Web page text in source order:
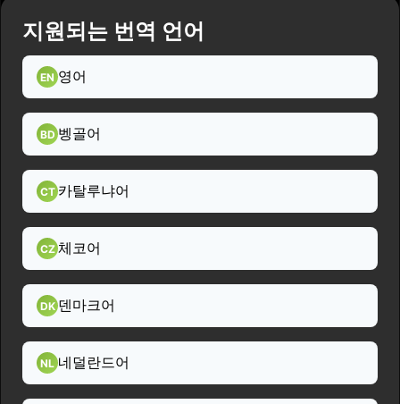
지원되는 번역 언어
EN 영어
BD 벵골어
CT 카탈루냐어
CZ 체코어
DK 덴마크어
NL 네덜란드어